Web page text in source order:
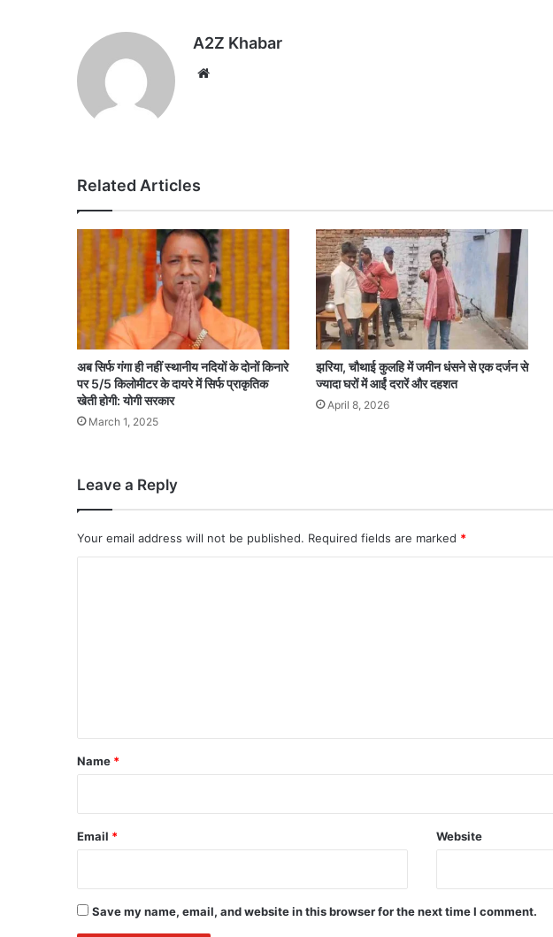
A2Z Khabar
Related Articles
अब सिर्फ गंगा ही नहीं स्थानीय नदियों के दोनों किनारे
पर 5/5 किलोमीटर के दायरे में सिर्फ प्राकृतिक
खेती होगी: योगी सरकार
March 1, 2025
झरिया, चौथाई कुलहि में जमीन धंसने से एक दर्जन से
ज्यादा घरों में आईं दरारें और दहशत
April 8, 2026
Leave a Reply
Your email address will not be published. Required fields are marked *
*
Name *
Email * Website
Save my name, email, and website in this browser for the next time I comment.